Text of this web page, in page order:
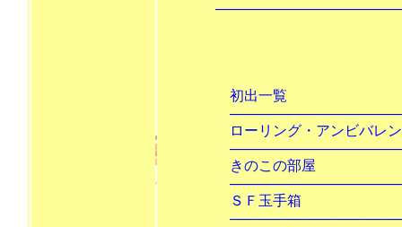
初出一覧
ローリング・アンビバレ
きのこ
ＳＦ